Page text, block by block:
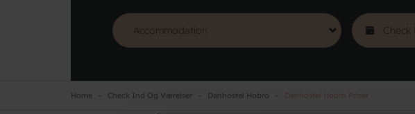
Home Check Ind Og Værelser Danhostel Hobro